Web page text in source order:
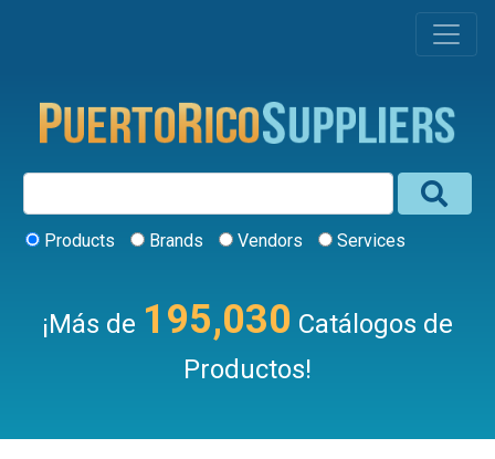
Products Brands Vendors Services
¡Más de 195,030 Catálogos de
Productos!